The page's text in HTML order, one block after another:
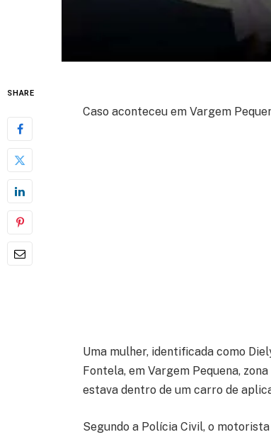
SHARE
Caso aconteceu em Vargem
Uma mulher, identificada como
Fontela, em Vargem Pequena,
estava dentro de um carro de
Segundo a Polícia Civil, o